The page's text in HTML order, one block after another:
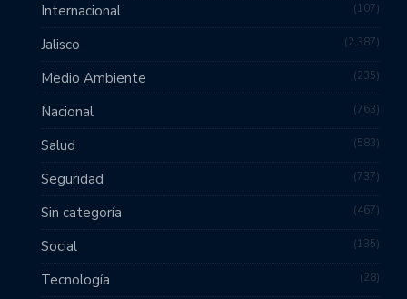
Internacional 107
Jalisco 2,387
Medio Ambiente 235
Nacional 763
Salud 583
Seguridad 737
Sin categoría 467
Social 135
Tecnología 28